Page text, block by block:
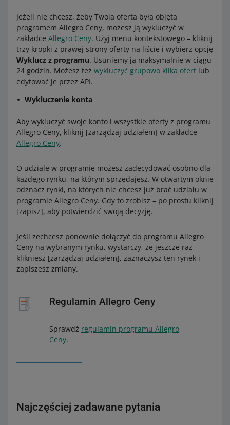
Jeżeli nie chcesz, żeby Twoja oferta była objęta
programem Allegro Ceny, możesz ją wykluczyć w
zakładce Allegro Ceny. Użyj menu kontekstowego – kliknij
trzy kropki z prawej strony oferty na liście i wybierz opcję
Wyklucz z programu. Usuniemy ją maksymalnie w ciągu
24 godzin. Możesz też wykluczyć grupowo kilka ofert lub
edytować je przez API.
Wykluczenie konta
Aby wykluczyć swoje konto i wszystkie oferty z programu
Allegro Ceny, kliknij [zarządzaj udziałem] w zakładce
Allegro Ceny.
O udziale w programie możesz zadecydować osobno dla
każdego rynku, na którym sprzedajesz. W otwartym oknie
odznacz rynki, na których nie chcesz już brać udziału w
programie Allegro Ceny. Gdy to zrobisz – po prostu kliknij
[zapisz], aby potwierdzić swoją decyzję.
Jeśli zechcesz ponownie dołączyć do programu Allegro
Ceny na wybranym rynku, wystarczy, że jeszcze raz
klikniesz [zarządzaj udziałem], zaznaczysz ten rynek i
zapiszesz zmiany.
Regulamin Allegro Ceny
Sprawdź regulamin programu Allegro
Ceny.
Najczęściej zadawane pytania